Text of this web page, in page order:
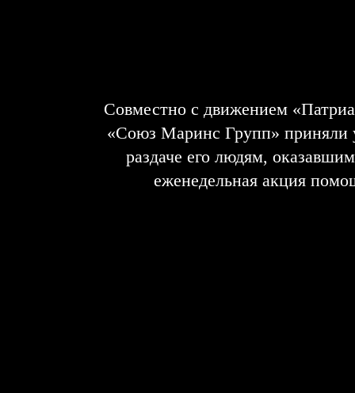
Совместно с движением
«Союз Маринс Групп» приняли
раздаче его людям,
еженедельная акция